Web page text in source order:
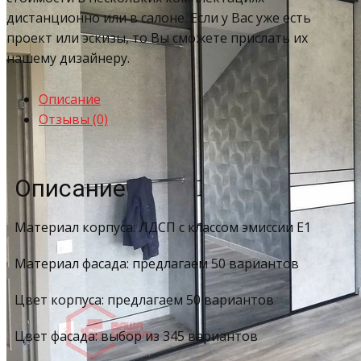
дистанционно или в салоне. Если у Вас уже есть
проект или эскизы, то Вы сможете прислать их
нашему дизайнеру.
Описание
Отзывы (0)
Описание
Материал корпуса: ЛДСП с классом эмиссии Е1
Материал фасада: предлагаем 50 вариантов
Цвет корпуса: предлагаем 50 вариантов
Цвет фасада: выбор из 345 вариантов